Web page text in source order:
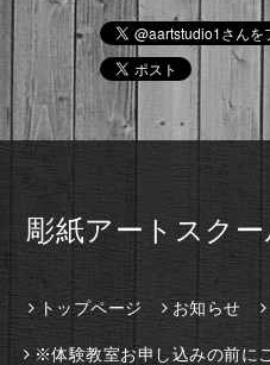
彫紙アートスク
トップページ お知らせ
※体験教室お申し込みの前に